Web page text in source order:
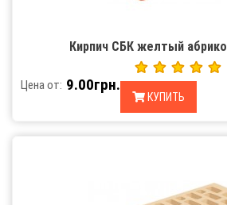
Кирпич СБК желтый
Цена от: 9.00грн.
КУПИТЬ